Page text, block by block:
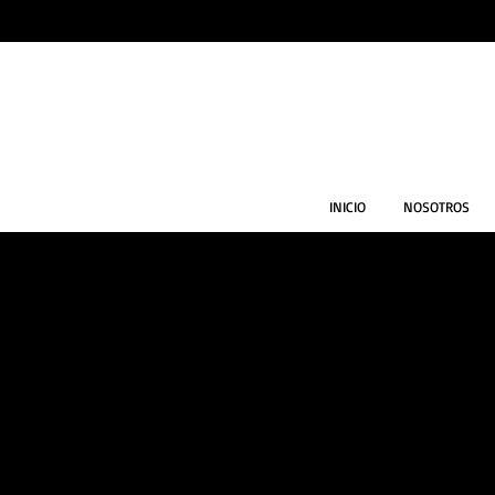
INICIO NOSOTROS